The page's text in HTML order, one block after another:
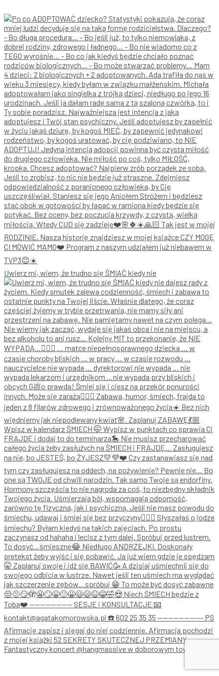
Uwierz mi, wiem, że trudno się ŚMIAĆ kiedy nie
Fantastyczny koncert @hangmassive w doborowym towa